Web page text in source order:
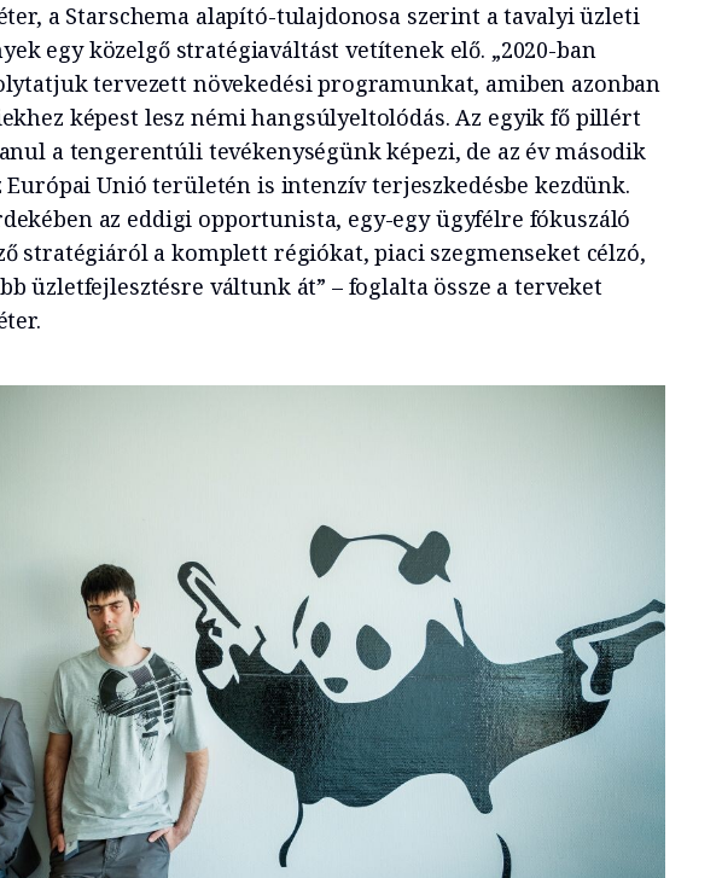
a Starschema alapító-tulajdonosa szerint a tavalyi üzleti
egy közelgő stratégiaváltást vetítenek elő. „2020-ban
tervezett növekedési programunkat, amiben azonban
képest lesz némi hangsúlyeltolódás. Az egyik fő pillért
a tengerentúli tevékenységünk képezi, de az év második
Európai Unió területén is intenzív terjeszkedésbe kezdünk.
az eddigi opportunista, egy-egy ügyfélre fókuszáló
stratégiáról a komplett régiókat, piaci szegmenseket célzó,
üzletfejlesztésre váltunk át” – foglalta össze a terveket